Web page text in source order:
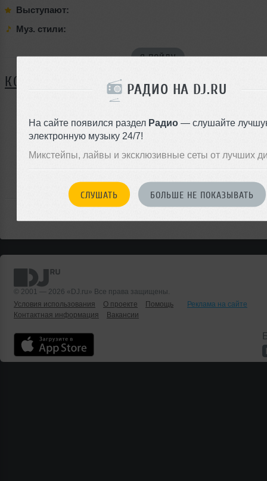
РАДИО НА DJ.RU
На сайте появился раздел Радио — слушайте
электронную музыку 24/7!
Микстейпы, лайвы и эксклюзивные сеты от лучших
СЛУШАТЬ БОЛЬШЕ НЕ ПОКАЗЫВАТЬ
Выступают:
Муз. стили:
Я ПОЙДУ
КОММЕНТАРИИ
ЗАРЕГИСТРИРУЙТЕСЬ
Или
© 2001 — 2026 «DJ.ru» Все права защищены.
Условия использования
О проекте Помощь
Реклама на сайте
Контактная информация
Вакансии